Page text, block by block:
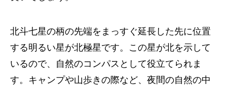
北斗七星の柄の先端をまっすぐ延長した先に位置
する明るい星が北極星です。この星が北を示して
いるので、自然のコンパスとして役立てられま
す。キャンプや山歩きの際など、夜間の自然の中